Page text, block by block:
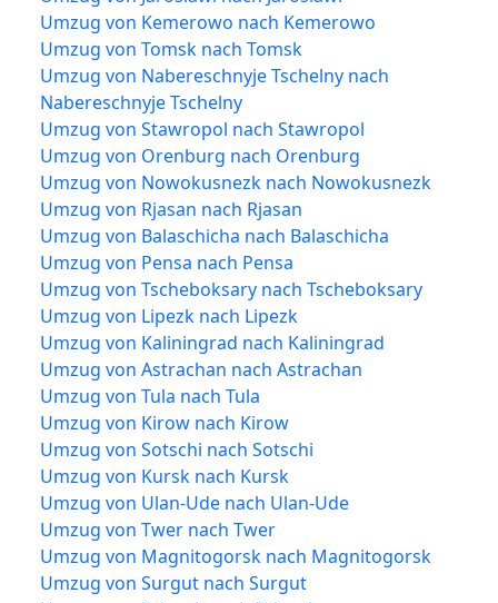
Umzug von Kemerowo nach Kemerowo
Umzug von Tomsk nach Tomsk
Umzug von Nabereschnyje Tschelny nach
Nabereschnyje Tschelny
Umzug von Stawropol nach Stawropol
Umzug von Orenburg nach Orenburg
Umzug von Nowokusnezk nach Nowokusnezk
Umzug von Rjasan nach Rjasan
Umzug von Balaschicha nach Balaschicha
Umzug von Pensa nach Pensa
Umzug von Tscheboksary nach Tscheboksary
Umzug von Lipezk nach Lipezk
Umzug von Kaliningrad nach Kaliningrad
Umzug von Astrachan nach Astrachan
Umzug von Tula nach Tula
Umzug von Kirow nach Kirow
Umzug von Sotschi nach Sotschi
Umzug von Kursk nach Kursk
Umzug von Ulan-Ude nach Ulan-Ude
Umzug von Twer nach Twer
Umzug von Magnitogorsk nach Magnitogorsk
Umzug von Surgut nach Surgut